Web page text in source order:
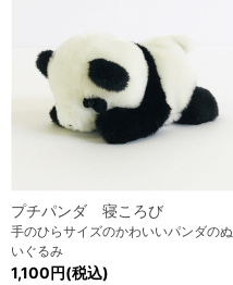
プチパンダ 寝ころび
手のひらサイズのかわいいパンダのぬ
いぐるみ
1,100円(税込)